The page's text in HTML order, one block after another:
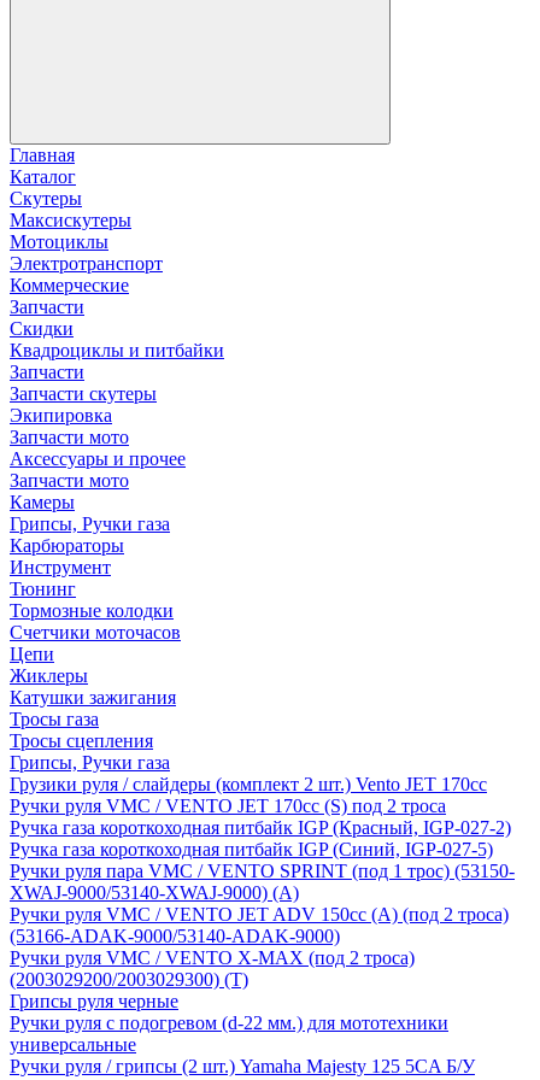
Главная
Каталог
Скутеры
Максискутеры
Мотоциклы
Электротранспорт
Коммерческие
Запчасти
Скидки
Квадроциклы и питбайки
Запчасти
Запчасти скутеры
Экипировка
Запчасти мото
Аксессуары и прочее
Запчасти мото
Камеры
Грипсы, Ручки газа
Карбюраторы
Инструмент
Тюнинг
Тормозные колодки
Счетчики моточасов
Цепи
Жиклеры
Катушки зажигания
Тросы газа
Тросы сцепления
Грипсы, Ручки газа
Грузики руля / слайдеры (комплект 2 шт.) Vento JET 170cc
Ручки руля VMC / VENTO JET 170cc (S) под 2 троса
Ручка газа короткоходная питбайк IGP (Красный, IGP-027-2)
Ручка газа короткоходная питбайк IGP (Синий, IGP-027-5)
Ручки руля пара VMC / VENTO SPRINT (под 1 трос) (53150-
XWAJ-9000/53140-XWAJ-9000) (A)
Ручки руля VMC / VENTO JET ADV 150cc (A) (под 2 троса)
(53166-ADAK-9000/53140-ADAK-9000)
Ручки руля VMC / VENTO X-MAX (под 2 троса)
(2003029200/2003029300) (T)
Грипсы руля черные
Ручки руля с подогревом (d-22 мм.) для мототехники
универсальные
Ручки руля / грипсы (2 шт.) Yamaha Majesty 125 5CA Б/У